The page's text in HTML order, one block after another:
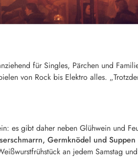
für Singles, Pärchen und
von Rock bis Elektro alles.
es gibt daher neben Glühwein und
Germknödel und Suppen
an jedem Samstag